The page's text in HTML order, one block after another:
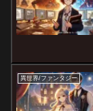
異世界/ファンタジー